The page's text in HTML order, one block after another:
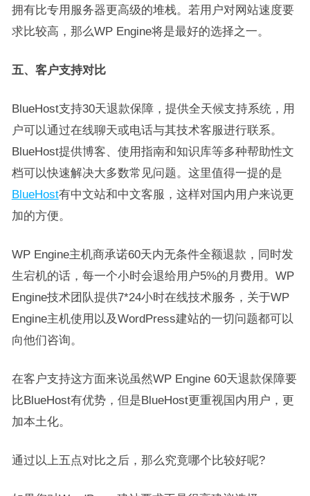
拥有比专用服务器更高级的堆栈。若用户对网站速度要
求比较高，那么WP Engine将是最好的选择之一。
五、客户支持对比
BlueHost支持30天退款保障，提供全天候支持系统，用
户可以通过在线聊天或电话与其技术客服进行联系。
BlueHost提供博客、使用指南和知识库等多种帮助性文
档可以快速解决大多数常见问题。这里值得一提的是
BlueHost有中文站和中文客服，这样对国内用户来说更
加的方便。
WP Engine主机商承诺60天内无条件全额退款，同时发
生宕机的话，每一个小时会退给用户5%的月费用。WP
Engine技术团队提供7*24小时在线技术服务，关于WP
Engine主机使用以及WordPress建站的一切问题都可以
向他们咨询。
在客户支持这方面来说虽然WP Engine 60天退款保障要
比BlueHost有优势，但是BlueHost更重视国内用户，更
加本土化。
通过以上五点对比之后，那么究竟哪个比较好呢?